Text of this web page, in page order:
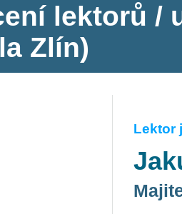
lektorů /
Zlín)
Lektor